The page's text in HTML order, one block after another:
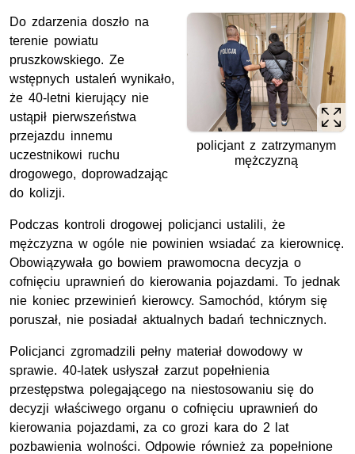
policjant z zatrzymanym
mężczyzną
Do zdarzenia doszło na
terenie powiatu
pruszkowskiego. Ze
wstępnych ustaleń wynikało,
że 40-letni kierujący nie
ustąpił pierwszeństwa
przejazdu innemu
uczestnikowi ruchu
drogowego, doprowadzając
do kolizji.
Podczas kontroli drogowej policjanci ustalili, że
mężczyzna w ogóle nie powinien wsiadać za kierownicę.
Obowiązywała go bowiem prawomocna decyzja o
cofnięciu uprawnień do kierowania pojazdami. To jednak
nie koniec przewinień kierowcy. Samochód, którym się
poruszał, nie posiadał aktualnych badań technicznych.
Policjanci zgromadzili pełny materiał dowodowy w
sprawie. 40-latek usłyszał zarzut popełnienia
przestępstwa polegającego na niestosowaniu się do
decyzji właściwego organu o cofnięciu uprawnień do
kierowania pojazdami, za co grozi kara do 2 lat
pozbawienia wolności. Odpowie również za popełnione